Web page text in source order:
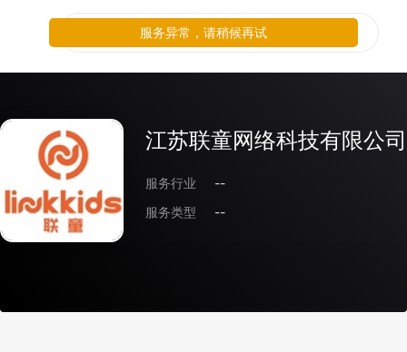
江苏联童网络科技有限公司
服务行业
--
服务类型
--
服务异常，请稍候再试